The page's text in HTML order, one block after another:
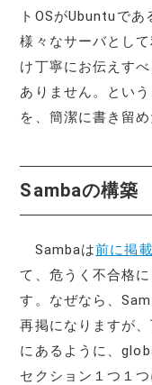
トOSがUbuntuで
様々なサーバとし
け丁寧にお伝えす
ありません。とい
を、簡潔に書き留
Sambaの構築
Sambaは前に掲載
て、危うく不合格
す。なぜなら、
再掲になりますが
にあるように、
セクション１つ１